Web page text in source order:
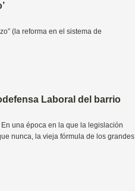
(la reforma en el sistema de
Laboral del barrio
una época en la que la legislación
nunca, la vieja fórmula de los grandes